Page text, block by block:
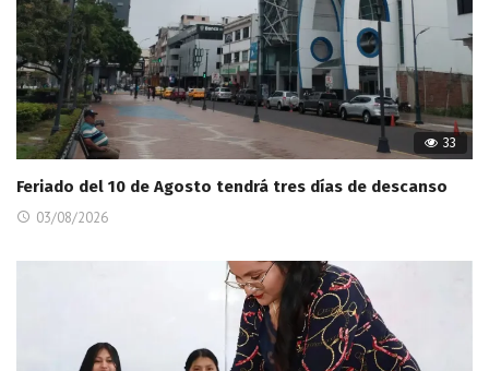
33
Feriado del 10 de Agosto tendrá tres días de descanso
03/08/2026